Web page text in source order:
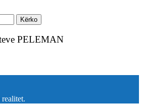
Kërko
PELEMAN
realitet.